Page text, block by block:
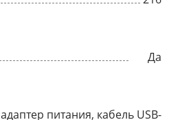
Да
адаптер питания, кабель USB-